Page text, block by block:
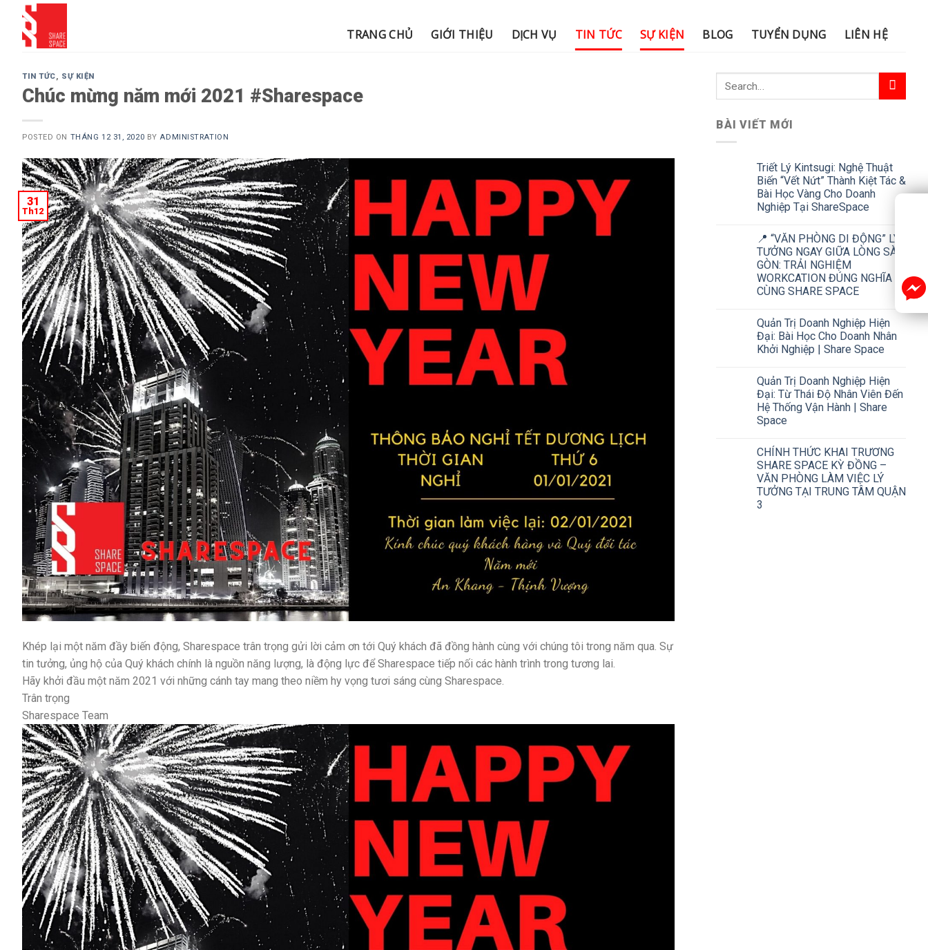
content
TRANG CHỦ GIỚI THIỆU DỊCH VỤ TIN TỨC SỰ KIỆN BLOG TUYỂN DỤNG LIÊN HỆ
TIN TỨC, SỰ KIỆN
Chúc mừng năm mới 2021 #Sharespace
POSTED ON THÁNG 12 31, 2020 BY ADMINISTRATION
31
Th12
Khép lại một năm đầy biến động, Sharespace trân trọng gửi lời cảm ơn tới Quý khách đã đồng hành cùng với chúng tôi trong năm qua. Sự
tin tưởng, ủng hộ của Quý khách chính là nguồn năng lượng, là động lực để Sharespace tiếp nối các hành trình trong tương lai.
Hãy khởi đầu một năm 2021 với những cánh tay mang theo niềm hy vọng tươi sáng cùng Sharespace.
Trân trọng
Sharespace Team
BÀI VIẾT MỚI
Triết Lý Kintsugi: Nghệ Thuật
Biến “Vết Nứt” Thành Kiệt Tác &
Bài Học Vàng Cho Doanh
Nghiệp Tại ShareSpace
📍 “VĂN PHÒNG DI ĐỘNG” LÝ
TƯỞNG NGAY GIỮA LÒNG SÀI
GÒN: TRẢI NGHIỆM
WORKCATION ĐÚNG NGHĨA
CÙNG SHARE SPACE
Quản Trị Doanh Nghiệp Hiện
Đại: Bài Học Cho Doanh Nhân
Khởi Nghiệp | Share Space
Quản Trị Doanh Nghiệp Hiện
Đại: Từ Thái Độ Nhân Viên Đến
Hệ Thống Vận Hành | Share
Space
CHÍNH THỨC KHAI TRƯƠNG
SHARE SPACE KỲ ĐỒNG –
VĂN PHÒNG LÀM VIỆC LÝ
TƯỞNG TẠI TRUNG TÂM QUẬN
3